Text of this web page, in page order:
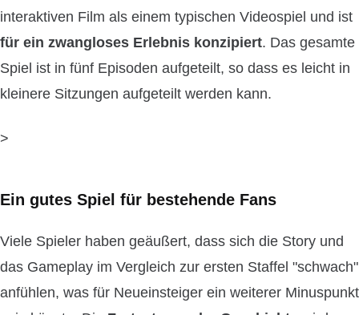
interaktiven Film als einem typischen Videospiel und ist
für ein zwangloses Erlebnis konzipiert. Das gesamte
Spiel ist in fünf Episoden aufgeteilt, so dass es leicht in
kleinere Sitzungen aufgeteilt werden kann.
>
Ein gutes Spiel für bestehende Fans
Viele Spieler haben geäußert, dass sich die Story und
das Gameplay im Vergleich zur ersten Staffel "schwach"
anfühlen, was für Neueinsteiger ein weiterer Minuspunkt